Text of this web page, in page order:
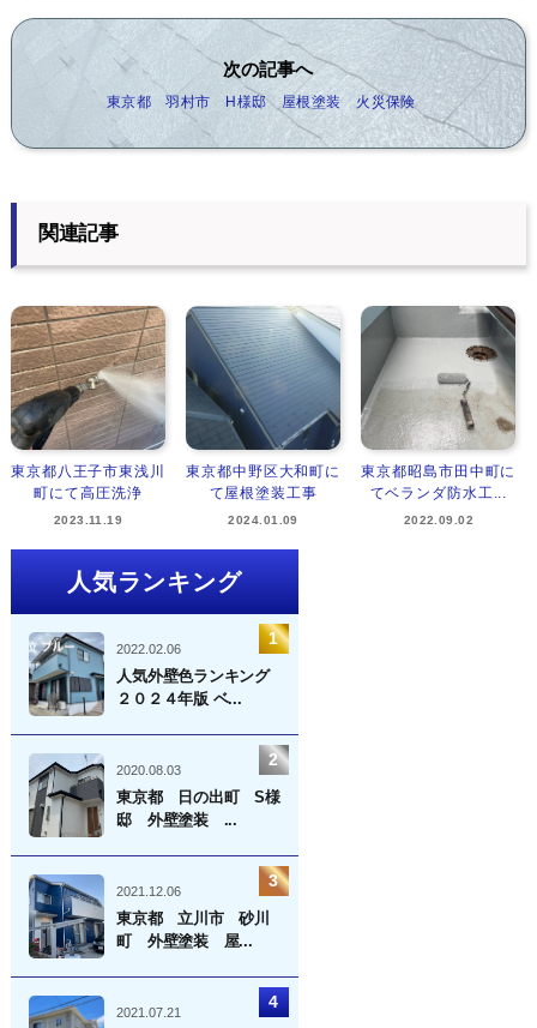
次の記事へ
東京都 羽村市 H様邸 屋根塗装 火災保険
関連記事
東京都八王子市東浅川
町にて高圧洗浄
2023.11.19
東京都中野区大和町に
て屋根塗装工事
2024.01.09
東京都昭島市田中町に
てベランダ防水工...
2022.09.02
人気ランキング
2022.02.06
人気外壁色ランキング
２０２４年版 ベ...
2020.08.03
東京都 日の出町 S様
邸 外壁塗装 ...
2021.12.06
東京都 立川市 砂川
町 外壁塗装 屋...
2021.07.21